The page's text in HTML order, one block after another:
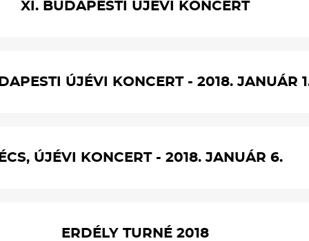
XI. BUDAPESTI ÚJÉVI KONCERT
ÚJÉVI KONCERT - 2018. JANUÁR
ÚJÉVI KONCERT - 2018. JANUÁR 6.
ERDÉLY TURNÉ 2018